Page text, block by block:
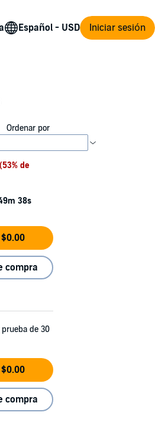
Iniciar sesión
Ordenar por
(53% de
38s
compra
de 30
compra